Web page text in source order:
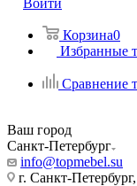
Войти
Корзина0
Избранные
Сравнение
Ваш город
Санкт-Петербург
info@topmebel.su
г. Санкт-